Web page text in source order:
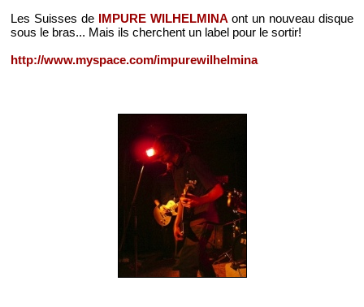
Les Suisses de IMPURE WILHELMINA ont un nouveau disque
sous le bras... Mais ils cherchent un label pour le sortir!
http://www.myspace.com/impurewilhelmina